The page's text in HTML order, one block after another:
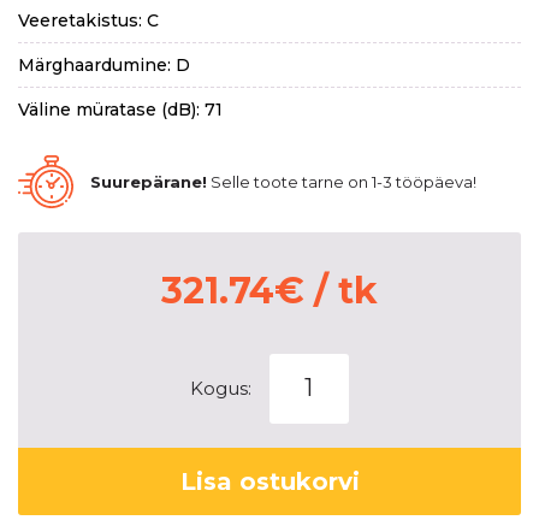
Veeretakistus: C
Märghaardumine: D
Väline müratase (dB): 71
Suurepärane! Selle toote tarne on 1-3 tööpäeva!
321.74€ / tk
Kogus:
PILOT
ALPIN
5
kogus
Lisa ostukorvi